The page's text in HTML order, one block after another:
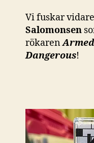
Vi fuskar
Salomonsen
rökaren
Dangerous!